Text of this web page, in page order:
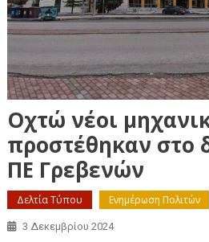
Οχτώ νέοι
προστέθηκαν στο
ΠΕ Γρεβενών
Δελτία Τύπου Ενημέρωση Πολιτών
3 Δεκεμβρίου 2024